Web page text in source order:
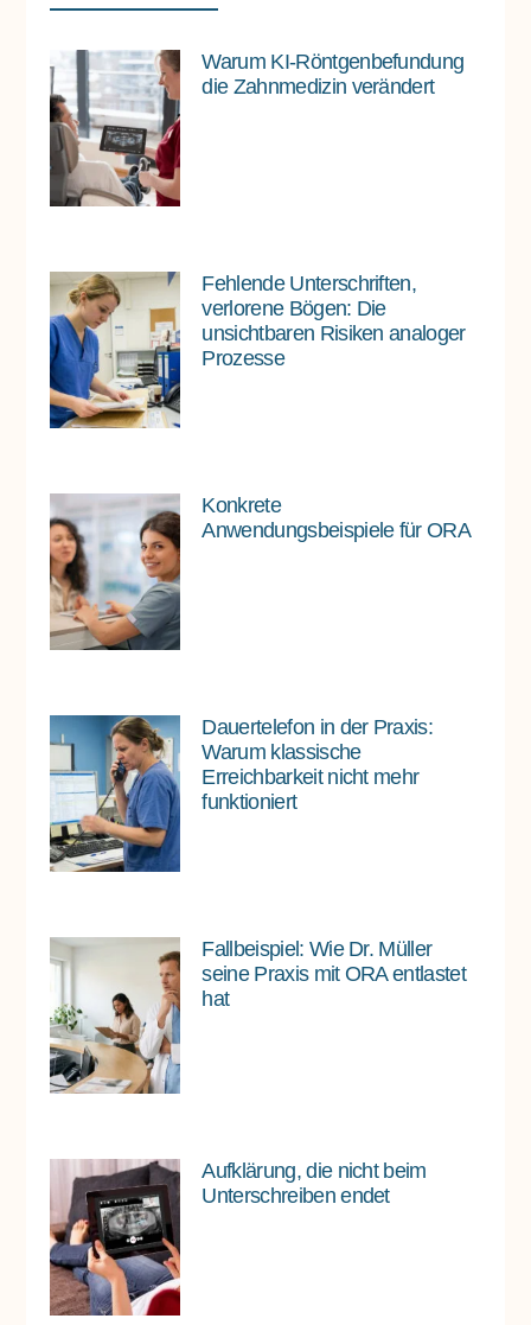
Warum KI-Röntgenbefundung
die Zahnmedizin verändert
Fehlende Unterschriften,
verlorene Bögen: Die
unsichtbaren Risiken analoger
Prozesse
Konkrete
Anwendungsbeispiele für ORA
Dauertelefon in der Praxis:
Warum klassische
Erreichbarkeit nicht mehr
funktioniert
Fallbeispiel: Wie Dr. Müller
seine Praxis mit ORA entlastet
hat
Aufklärung, die nicht beim
Unterschreiben endet